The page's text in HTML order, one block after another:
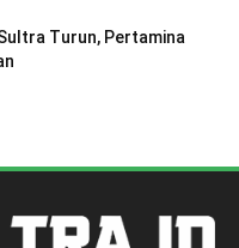
Turun, Pertamina